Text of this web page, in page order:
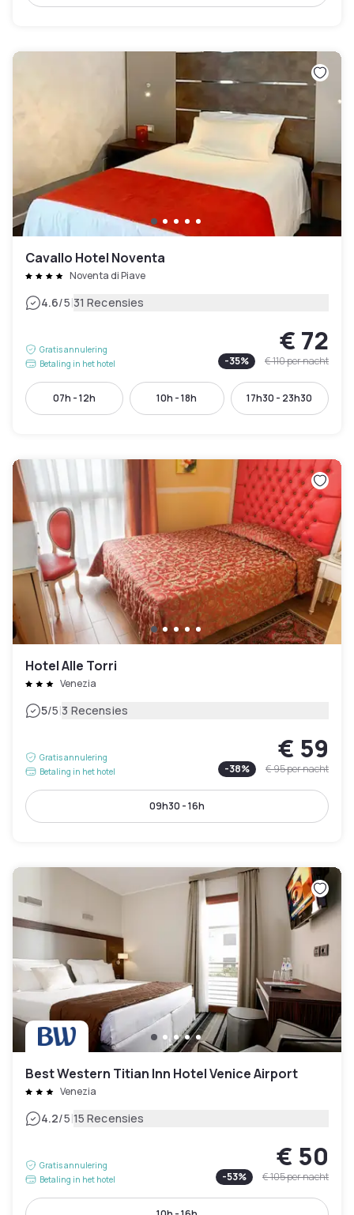
Cavallo Hotel Noventa
Noventa di Piave
4.6/5|31 Recensies
Gratis annulering
Betaling in het hotel
€ 72
-35% € 110per nacht
07h - 12h 10h - 18h 17h30 - 23h30
Hotel Alle Torri
Venezia
5/5|3 Recensies
Gratis annulering
Betaling in het hotel
€ 59
-38% € 95per nacht
09h30 - 16h
Best Western Titian Inn Hotel Venice Airport
Venezia
4.2/5|15 Recensies
Gratis annulering
Betaling in het hotel
€ 50
-53% € 105per nacht